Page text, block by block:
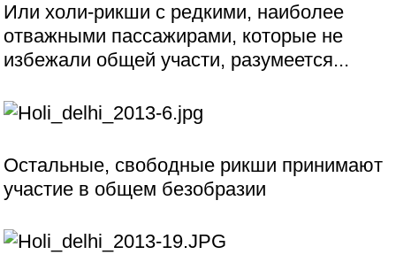
Или холи-рикши с редкими, наиболее
отважными пассажирами, которые не
избежали общей участи, разумеется...
Остальные, свободные рикши принимают
участие в общем безобразии